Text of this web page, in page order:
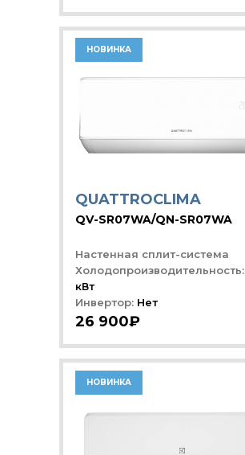
QUATTROCLIMA
26 900₽
НОВИНКА
QV-SR07WA/QN-SR07WA
Настенная сплит-система
Холодопроизводительность:
кВт
Инвертор: Нет
НОВИНКА